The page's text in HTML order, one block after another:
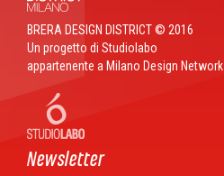
BRERA DESIGN DISTRICT © 2016
Un progetto di Studiolabo
appartenente a Milano Design Network
Newsletter